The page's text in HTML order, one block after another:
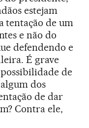
estejam
tentação de um
e não do
defendendo e
É grave
de
dos
de dar
Contra ele,